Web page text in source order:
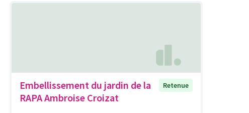
Embellissement du jardin de la
RAPA Ambroise Croizat
Retenue